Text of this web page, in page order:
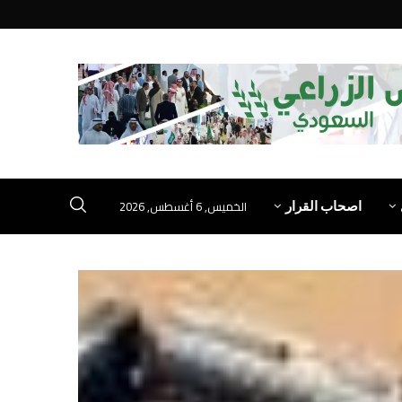
اصحاب القرار الخميس, 6 أغسطس, 2026